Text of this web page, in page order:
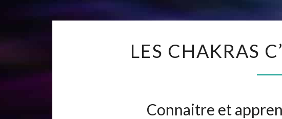
LES CHAKRAS
Connaitre et